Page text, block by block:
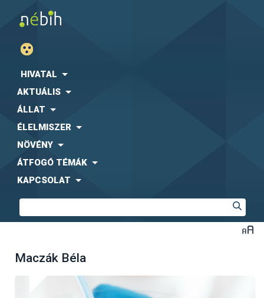
HIVATAL
AKTUÁLIS
ÁLLAT
ÉLELMISZER
NÖVÉNY
ÁTFOGÓ TÉMÁK
KAPCSOLAT
Maczák Béla